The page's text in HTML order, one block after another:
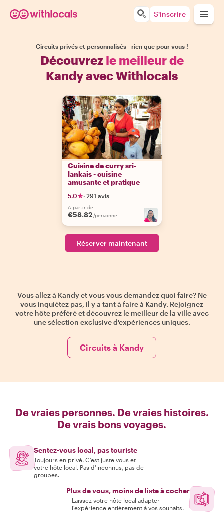
S'inscrire
Circuits privés et personnalisés - rien que pour vous !
Découvrez le meilleur de
Kandy avec Withlocals
Cuisine de curry sri-
lankais - cuisine
amusante et pratique
5.0 · 291 avis
À partir de
€58.82 /personne
Réserver maintenant
Vous allez à Kandy et vous vous demandez quoi faire? Ne
vous inquiétez pas, il y a tant à faire à Kandy. Rejoignez
votre hôte préféré et découvrez le meilleur de la ville avec
une sélection exclusive d'expériences uniques.
Circuits à Kandy
De vraies personnes. De vraies histoires.
De vrais bons voyages.
Sentez-vous local, pas touriste
Toujours en privé. C'est juste vous et
votre hôte local. Pas d'inconnus, pas de
groupes.
Plus de vous, moins de liste à cocher
Laissez votre hôte local adapter
l'expérience entièrement à vos souhaits.